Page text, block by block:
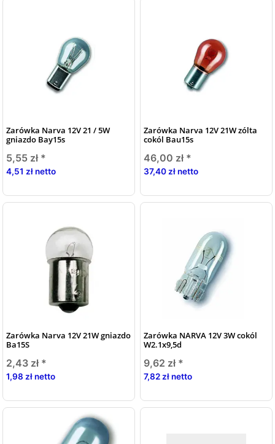
Zarówka Narva 12V 21 / 5W
gniazdo Bay15s
5,55 zł *
4,51 zł netto
Zarówka Narva 12V 21W zólta
cokól Bau15s
46,00 zł *
37,40 zł netto
Zarówka Narva 12V 21W gniazdo
Ba15S
2,43 zł *
1,98 zł netto
Zarówka NARVA 12V 3W cokól
W2.1x9,5d
9,62 zł *
7,82 zł netto